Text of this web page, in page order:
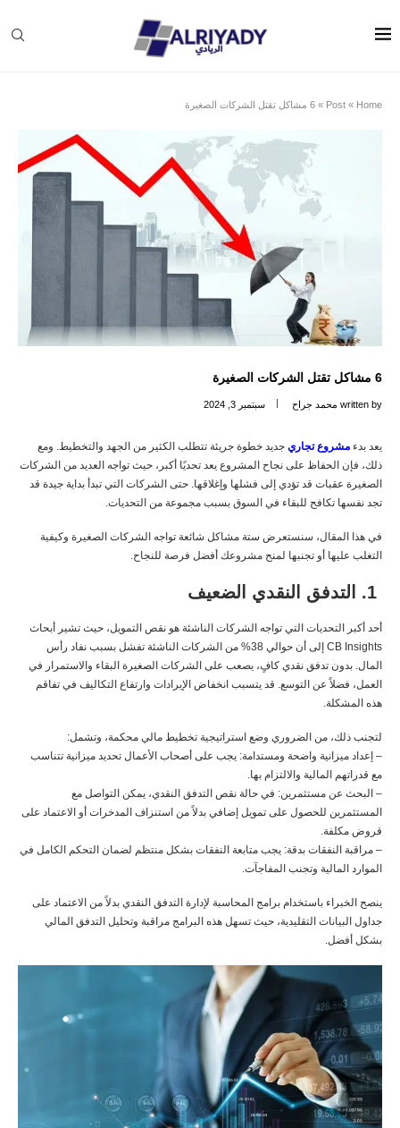
Home
»
Post
» 6 مشاكل تقتل الشركات الصغيرة
6 مشاكل تقتل الشركات الصغيرة
written by محمد جراح سبتمبر 3, 2024
يعد بدء مشروع تجاري جديد خطوة جريئة تتطلب الكثير من الجهد والتخطيط. ومع
ذلك، فإن الحفاظ على نجاح المشروع يعد تحديًا أكبر، حيث تواجه العديد من الشركات
الصغيرة عقبات قد تؤدي إلى فشلها وإغلاقها. حتى الشركات التي تبدأ بداية جيدة قد
تجد نفسها تكافح للبقاء في السوق بسبب مجموعة من التحديات.
في هذا المقال، سنستعرض ستة مشاكل شائعة تواجه الشركات الصغيرة وكيفية
التغلب عليها أو تجنبها لمنح مشروعك أفضل فرصة للنجاح.
أحد أكبر التحديات التي تواجه الشركات الناشئة هو نقص التمويل، حيث تشير أبحاث
CB Insights إلى أن حوالي 38% من الشركات الناشئة تفشل بسبب نفاد رأس
المال. بدون تدفق نقدي كافٍ، يصعب على الشركات الصغيرة البقاء والاستمرار في
العمل، فضلاً عن التوسع. قد يتسبب انخفاض الإيرادات وارتفاع التكاليف في تفاقم
هذه المشكلة.
لتجنب ذلك، من الضروري وضع استراتيجية تخطيط مالي محكمة، وتشمل:
– إعداد ميزانية واضحة ومستدامة: يجب على أصحاب الأعمال تحديد ميزانية تتناسب
مع قدراتهم المالية والالتزام بها.
– البحث عن مستثمرين: في حالة نقص التدفق النقدي، يمكن التواصل مع
المستثمرين للحصول على تمويل إضافي بدلاً من استنزاف المدخرات أو الاعتماد على
قروض مكلفة.
– مراقبة النفقات بدقة: يجب متابعة النفقات بشكل منتظم لضمان التحكم الكامل في
الموارد المالية وتجنب المفاجآت.
ينصح الخبراء باستخدام برامج المحاسبة لإدارة التدفق النقدي بدلاً من الاعتماد على
جداول البيانات التقليدية، حيث تسهل هذه البرامج مراقبة وتحليل التدفق المالي
بشكل أفضل.